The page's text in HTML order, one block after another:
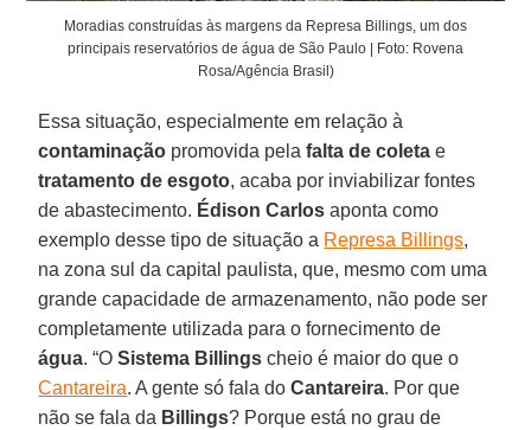
Moradias construídas às margens da Represa Billings, um dos
principais reservatórios de água de São Paulo | Foto: Rovena
Rosa/Agência Brasil)
Essa situação, especialmente em relação à
contaminação promovida pelafalta de coleta e
tratamento de esgoto, acaba por inviabilizar fontes
de abastecimento. Édison Carlos aponta como
exemplo desse tipo de situação a Represa Billings,
na zona sul da capital paulista, que, mesmo com uma
grande capacidade de armazenamento, não pode ser
completamente utilizada para o fornecimento de
água. “OSistema Billings cheio é maior do que o
Cantareira. A gente só fala doCantareira. Por que
não se fala da Billings? Porque está no grau de